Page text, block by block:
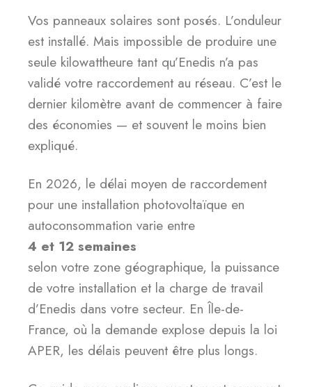
Vos panneaux solaires sont posés. L’onduleur
est installé. Mais impossible de produire une
seule kilowattheure tant qu’Enedis n’a pas
validé votre raccordement au réseau. C’est le
dernier kilomètre avant de commencer à faire
des économies — et souvent le moins bien
expliqué.
En 2026, le délai moyen de raccordement
pour une installation photovoltaïque en
autoconsommation varie entre
4 et 12 semaines
selon votre zone géographique, la puissance
de votre installation et la charge de travail
d’Enedis dans votre secteur. En Île-de-
France, où la demande explose depuis la loi
APER, les délais peuvent être plus longs.